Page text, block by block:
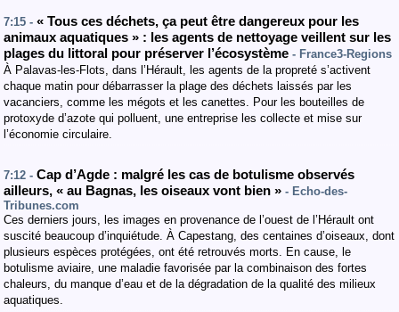
7:15 - « Tous ces déchets, ça peut être dangereux pour les
animaux aquatiques » : les agents de nettoyage veillent sur les
plages du littoral pour préserver l’écosystème - France3-Regions
À Palavas-les-Flots, dans l’Hérault, les agents de la propreté s’activent
chaque matin pour débarrasser la plage des déchets laissés par les
vacanciers, comme les mégots et les canettes. Pour les bouteilles de
protoxyde d’azote qui polluent, une entreprise les collecte et mise sur
l’économie circulaire.
7:12 - Cap d’Agde : malgré les cas de botulisme observés
ailleurs, « au Bagnas, les oiseaux vont bien » - Echo-des-
Tribunes.com
Ces derniers jours, les images en provenance de l’ouest de l’Hérault ont
suscité beaucoup d’inquiétude. À Capestang, des centaines d’oiseaux, dont
plusieurs espèces protégées, ont été retrouvés morts. En cause, le
botulisme aviaire, une maladie favorisée par la combinaison des fortes
chaleurs, du manque d’eau et de la dégradation de la qualité des milieux
aquatiques.